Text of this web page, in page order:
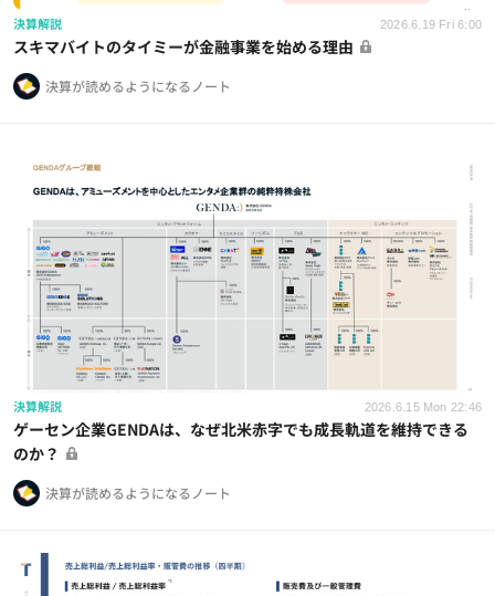
決算解説 2026.6.19 Fri 6:00
スキマバイトのタイミーが金融事業を始める理由
決算が読めるようになるノート
決算解説 2026.6.15 Mon 22:46
ゲーセン企業GENDAは、なぜ北米赤字でも成長軌道を維持できる
のか？
決算が読めるようになるノート